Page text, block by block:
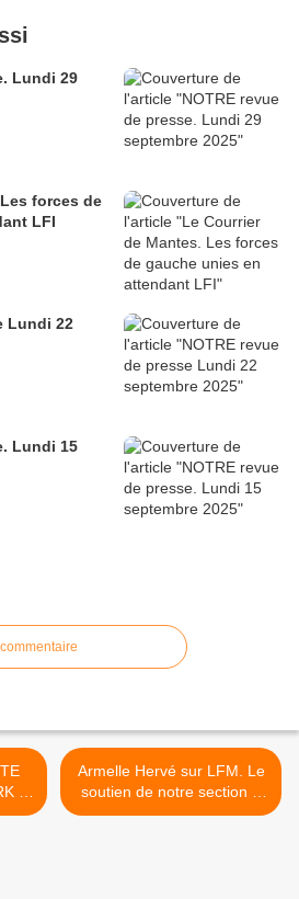
Lundi 29
forces de
LFI
Lundi 22
Lundi 15
:
Armelle Hervé sur LFM. Le
soutien de notre section à
Fabien Roussel >